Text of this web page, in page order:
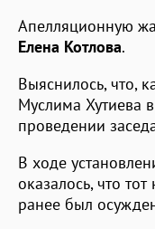
Апелляционную
Елена Котлова.
Выяснилось, что,
Муслима Хутиева
проведении
В ходе
оказалось, что
ранее был